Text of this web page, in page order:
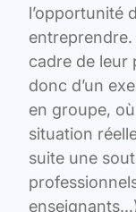
l’opportunité
cadre de leur
donc d’un
en groupe,
situation
suite une